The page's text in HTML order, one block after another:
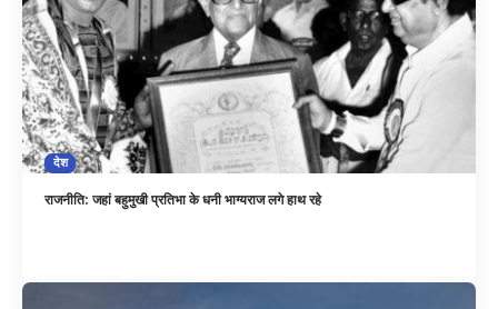
देश
राजनीति: जहां बहुमुखी प्रतिभा के धनी भाग्यराज लगे हाथ रहे